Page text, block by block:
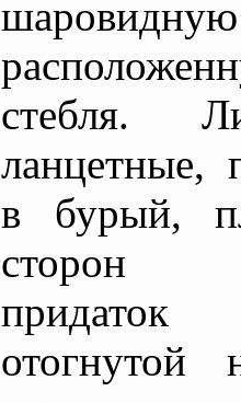
шаровидную
стебля.
ланцетные,
в бурый,
сторон
отогнутой